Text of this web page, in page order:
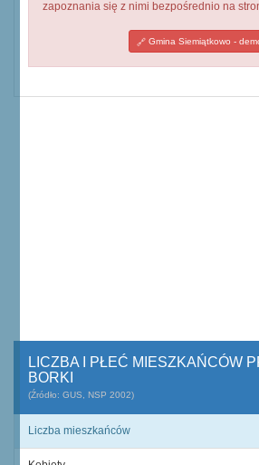
zapoznania się z nimi bezpośrednio na
Gmina Siemiątkowo -
LICZBA I PŁEĆ MIESZKAŃCÓW
BORKI
(Źródło: GUS, NSP 2002)
Liczba mieszkańców